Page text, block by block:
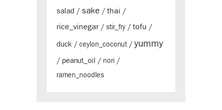
salad / sake / thai /
rice_vinegar/ stir_fry / tofu /
duck / ceylon_coconut/ yummy
/ peanut_oil / nori /
ramen_noodles